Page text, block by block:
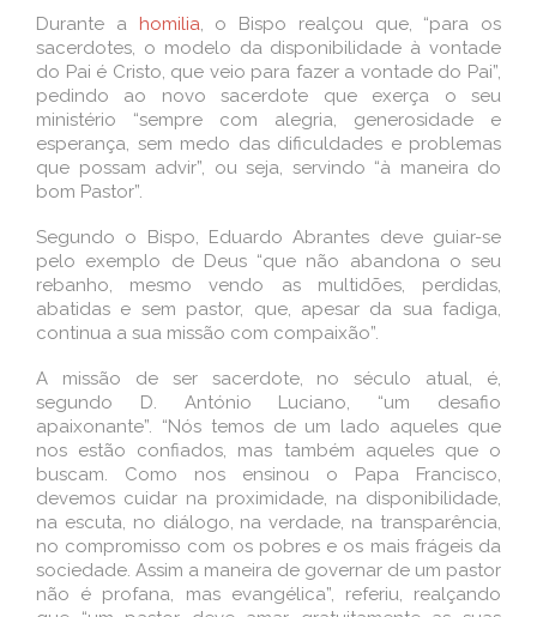
Durante a homilia, o Bispo realçou que, “para os
sacerdotes, o modelo da disponibilidade à vontade
do Pai é Cristo, que veio para fazer a vontade do Pai”,
pedindo ao novo sacerdote que exerça o seu
ministério “sempre com alegria, generosidade e
esperança, sem medo das dificuldades e problemas
que possam advir”, ou seja, servindo “à maneira do
bom Pastor”.
Segundo o Bispo, Eduardo Abrantes deve guiar-se
pelo exemplo de Deus “que não abandona o seu
rebanho, mesmo vendo as multidões, perdidas,
abatidas e sem pastor, que, apesar da sua fadiga,
continua a sua missão com compaixão”.
A missão de ser sacerdote, no século atual, é,
segundo D. António Luciano, “um desafio
apaixonante”. “Nós temos de um lado aqueles que
nos estão confiados, mas também aqueles que o
buscam. Como nos ensinou o Papa Francisco,
devemos cuidar na proximidade, na disponibilidade,
na escuta, no diálogo, na verdade, na transparência,
no compromisso com os pobres e os mais frágeis da
sociedade. Assim a maneira de governar de um pastor
não é profana, mas evangélica”, referiu, realçando